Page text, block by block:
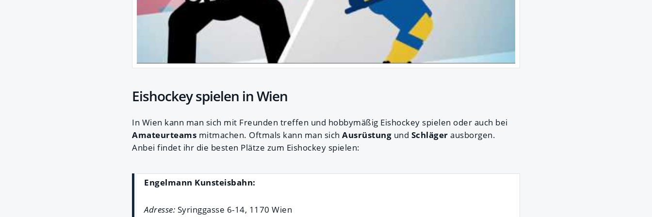
Eishockey spielen in Wien
In Wien kann man sich mit Freunden treffen und hobbymäßig Eishockey spielen oder auch bei
Amateurteams mitmachen. Oftmals kann man sich Ausrüstung und Schläger ausborgen.
Anbei findet ihr die besten Plätze zum Eishockey spielen:
Engelmann Kunsteisbahn:
Adresse: Syringgasse 6-14, 1170 Wien